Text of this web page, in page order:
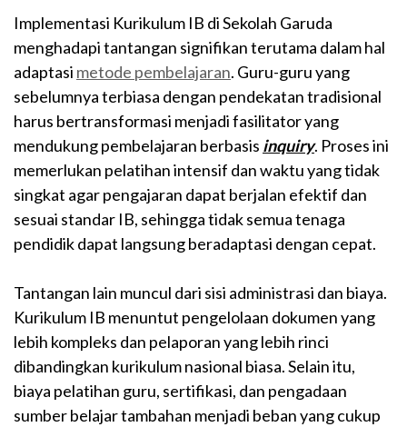
Implementasi Kurikulum IB di Sekolah Garuda
menghadapi tantangan signifikan terutama dalam hal
adaptasi metode pembelajaran. Guru-guru yang
sebelumnya terbiasa dengan pendekatan tradisional
harus bertransformasi menjadi fasilitator yang
mendukung pembelajaran berbasis inquiry. Proses ini
memerlukan pelatihan intensif dan waktu yang tidak
singkat agar pengajaran dapat berjalan efektif dan
sesuai standar IB, sehingga tidak semua tenaga
pendidik dapat langsung beradaptasi dengan cepat.
Tantangan lain muncul dari sisi administrasi dan biaya.
Kurikulum IB menuntut pengelolaan dokumen yang
lebih kompleks dan pelaporan yang lebih rinci
dibandingkan kurikulum nasional biasa. Selain itu,
biaya pelatihan guru, sertifikasi, dan pengadaan
sumber belajar tambahan menjadi beban yang cukup